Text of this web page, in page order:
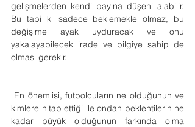
gelişmelerden kendi payına düşeni alabilir.
Bu tabi ki sadece beklemekle olmaz, bu
değişime ayak uyduracak ve onu
yakalayabilecek irade ve bilgiye sahip de
olması gerekir.
En önemlisi, futbolcuların ne olduğunun ve
kimlere hitap ettiği ile ondan beklentilerin ne
kadar büyük olduğunun farkında olma